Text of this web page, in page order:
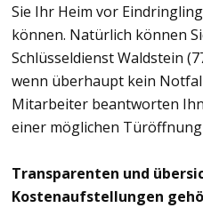
Sie Ihr Heim vor
können. Natürlich können
Schlüsseldienst Waldstein
wenn überhaupt kein
Mitarbeiter beantworten
einer möglichen
Transparenten und
Kostenaufstellungen